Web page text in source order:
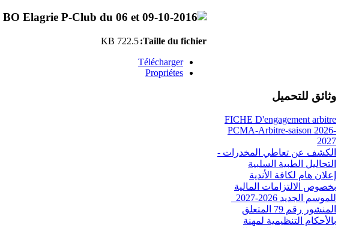
Taille du fichier:
722.5 KB
Télécharger
Propriétes
وثائق للتحميل
FICHE D'engagement arbitre
PCMA-Arbitre-saison 2026-
2027
الكشف عن تعاطي المخدرات -
التحاليل الطبية السلبية
إعلان هام لكافة الأندية
بخصوص الالتزامات المالية
للموسم الجديد 2026-2027_
المنشور رقم 79 المتعلق
بالأحكام التنظيمية لمهنة